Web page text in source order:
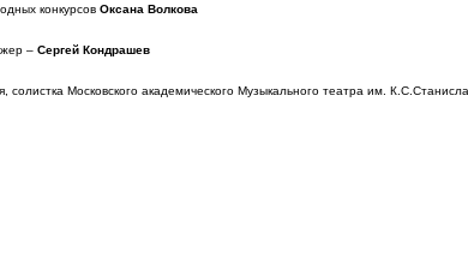
конкурсов Оксана Волкова
– Сергей Кондрашев
Московского академического Музыкального театра им.